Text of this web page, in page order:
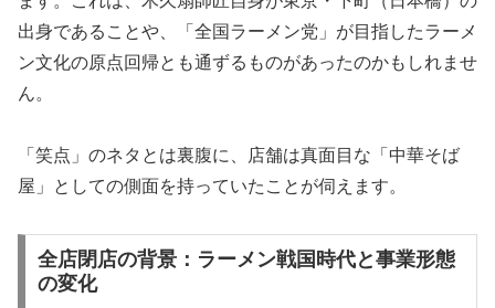
出身であることや、「全国ラーメン党」が目指したラーメ
ン文化の原点回帰とも通ずるものがあったのかもしれませ
ん。
「笑点」のネタとは裏腹に、店舗は真面目な「中華そば
屋」としての側面を持っていたことが伺えます。
全店閉店の背景：ラーメン戦国時代と事業形態
の変化